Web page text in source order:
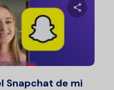
Snapchat de mi